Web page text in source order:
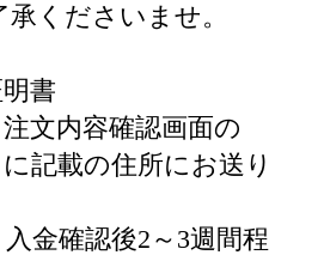
くださいませ。
書
文内容確認画面の
に記載の住所にお送り
金確認後2～3週間程